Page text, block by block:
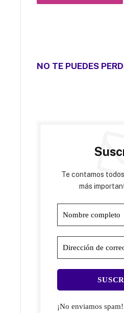
NO TE PUEDES
Te contamos
más
¡No enviamos